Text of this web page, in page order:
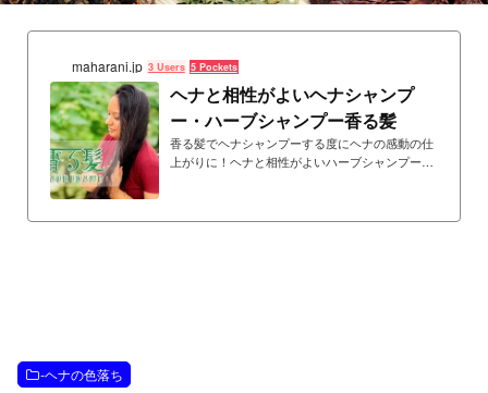
maharani.jp 3 Users 5 Pockets
ヘナと相性がよいヘナシャンプ
ー・ハーブシャンプー香る髪
香る髪でヘナシャンプーする度にヘナの感動の仕
上がりに！ヘナと相性がよいハーブシャンプー香
-ヘナの色落ち